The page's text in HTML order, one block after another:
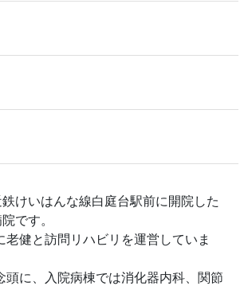
けいはんな線白庭台駅前に開院した
です。
老健と訪問リハビリを運営していま
頭に、入院病棟では消化器内科、関節